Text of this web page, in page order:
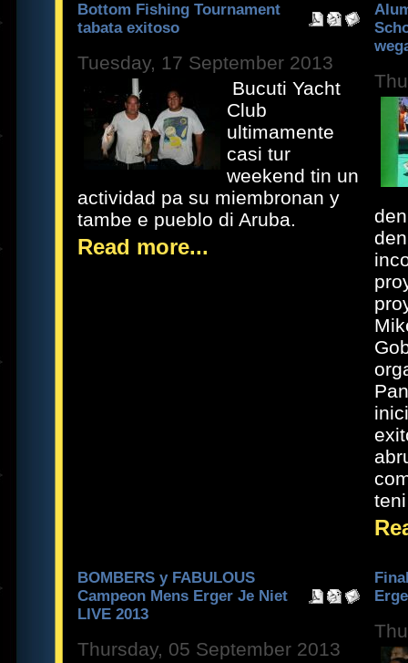
Bottom Fishing Tournament
tabata exitoso
Tuesday, 17 September 2013
Bucuti Yacht
Club
ultimamente
casi tur
weekend tin un
actividad pa su miembronan y
tambe e pueblo di Aruba.
Read more...
BOMBERS y FABULOUS
Campeon Mens Erger Je Niet
LIVE 2013
Thursday, 05 September 2013